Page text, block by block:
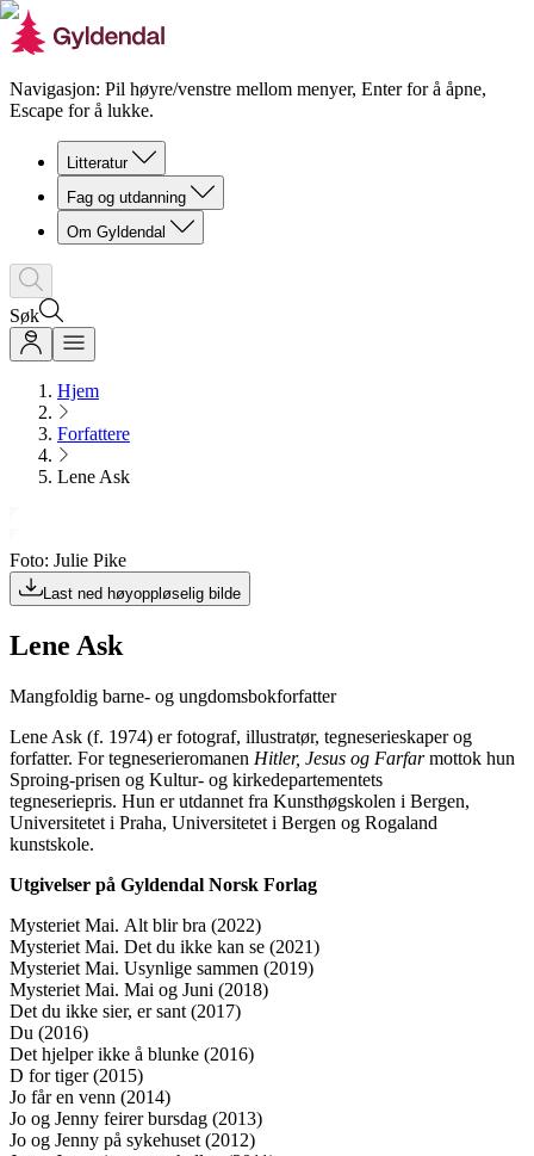
Navigasjon: Pil høyre/venstre mellom menyer, Enter for å åpne,
Escape for å lukke.
Litteratur
Fag og utdanning
Om Gyldendal
Søk
Hjem
Forfattere
Lene Ask
Foto: Julie Pike
Last ned høyoppløselig bilde
Lene Ask
Mangfoldig barne- og ungdomsbokforfatter
Lene Ask (f. 1974) er fotograf, illustratør, tegneserieskaper og
forfatter. For tegneserieromanen Hitler, Jesus og Farfarmottok hun
Sproing-prisen og Kultur- og kirkedepartementets
tegneseriepris. Hun er utdannet fra Kunsthøgskolen i Bergen,
Universitetet i Praha, Universitetet i Bergen og Rogaland
kunstskole.
Utgivelser på Gyldendal Norsk Forlag
Mysteriet Mai. Alt blir bra (2022)
Mysteriet Mai. Det du ikke kan se (2021)
Mysteriet Mai. Usynlige sammen (2019)
Mysteriet Mai. Mai og Juni (2018)
Det du ikke sier, er sant (2017)
Du (2016)
Det hjelper ikke å blunke (2016)
D for tiger (2015)
Jo får en venn (2014)
Jo og Jenny feirer bursdag (2013)
Jo og Jenny på sykehuset (2012)